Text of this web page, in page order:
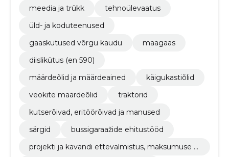
meedia ja trükk
tehnoülevaatus
üld- ja koduteenused
gaaskütused võrgu kaudu
maagaas
diislikütus (en 590)
määrdeõlid ja määrdeained
käigukastiõlid
veokite määrdeõlid
traktorid
kutserõivad, eritöörõivad ja manused
särgid
bussigaraažide ehitustööd
projekti ja kavandi ettevalmistus, maksumuse hi